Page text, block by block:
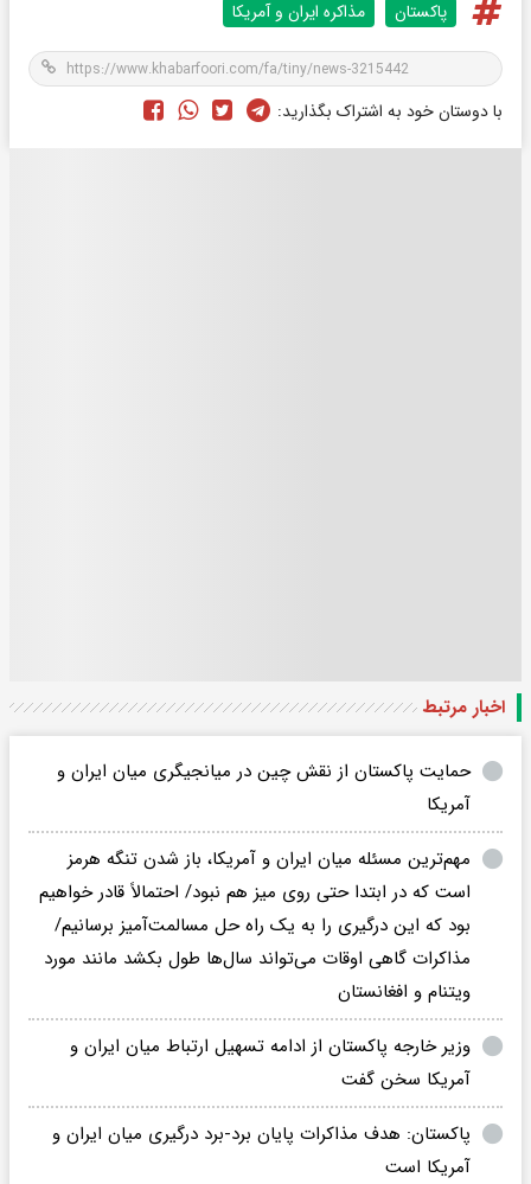
پاکستان مذاکره ایران و آمریکا
با دوستان خود به اشتراک بگذارید:
اخبار مرتبط
حمایت پاکستان از نقش چین در میانجیگری میان ایران و
آمریکا
مهم‌ترین مسئله میان ایران و آمریکا، باز شدن تنگه هرمز
است که در ابتدا حتی روی میز هم نبود/ احتمالاً قادر خواهیم
بود که این درگیری را به یک راه حل مسالمت‌آمیز برسانیم/
مذاکرات گاهی اوقات می‌تواند سال‌ها طول بکشد مانند مورد
ویتنام و افغانستان
وزیر خارجه پاکستان از ادامه تسهیل ارتباط میان ایران و
آمریکا سخن‌ گفت
پاکستان: هدف مذاکرات پایان برد-برد درگیری میان ایران و
آمریکا است